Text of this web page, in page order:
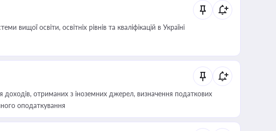
вищої освіти, освітніх рівнів та кваліфікацій в Україні
доходів, отриманих з іноземних джерел, визначення податкових
оподаткування